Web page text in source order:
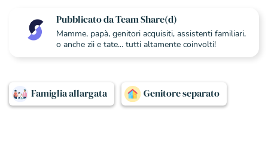
Pubblicato da Team Share(d)
Mamme, papà, genitori acquisiti, assistenti familiari,
o anche zii e tate... tutti altamente coinvolti!
Famiglia allargata Genitore separato